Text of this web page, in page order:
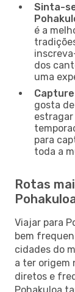
Sinta-
é a
dos
uma
gosta
para
toda a
Rotas
Viajar para
bem
cidades do
a ter origem
diretos e